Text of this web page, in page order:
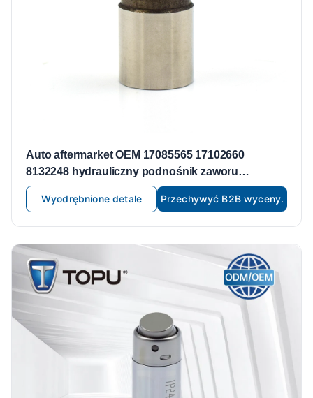
Auto aftermarket OEM 17085565 17102660
8132248 hydrauliczny podnośnik zaworu
popychacz zaworu dla GM BUICK CADILLAC
Wyodrębnione detale
Przechywyć B2B wyceny.